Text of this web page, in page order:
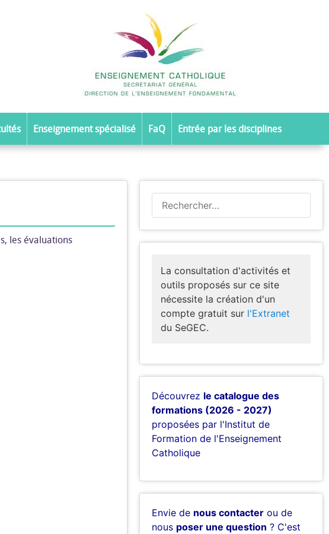
Enseignement spécialisé FaQ Entrée par les disciplines
les évaluations
La consultation d'activités et
outils proposés sur ce site
nécessite la création d'un
compte gratuit sur l'Extranet
du SeGEC.
Découvrez le catalogue des
formations (2026 - 2027)
proposées par l'Institut de
Formation de l'Enseignement
Catholique
Envie de nous contacter ou de
nous poser une question ? C'est